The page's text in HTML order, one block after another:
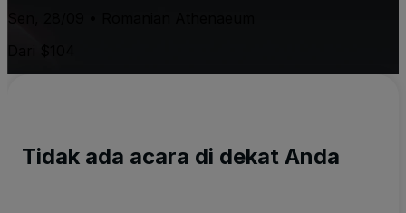
Sen, 28/09 • Romanian Athenaeum
Tidak ada acara di dekat Anda